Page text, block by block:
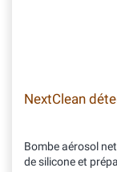
NextClean
Bombe aérosol
de silicone et